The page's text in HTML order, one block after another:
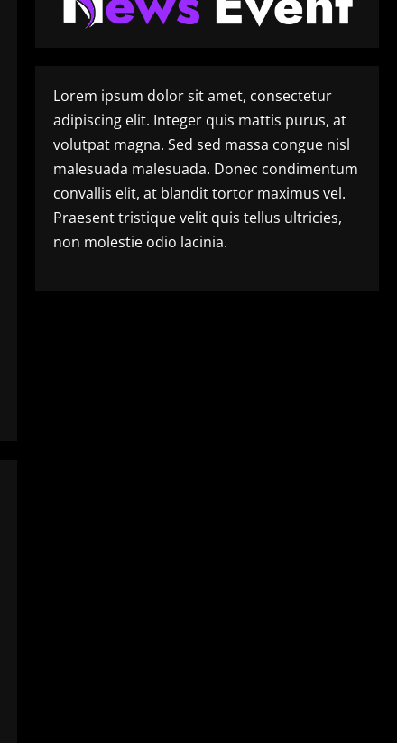
Lorem ipsum dolor sit amet, consectetur
adipiscing elit. Integer quis mattis purus, at
volutpat magna. Sed sed massa congue nisl
malesuada malesuada. Donec condimentum
convallis elit, at blandit tortor maximus vel.
Praesent tristique velit quis tellus ultricies,
non molestie odio lacinia.